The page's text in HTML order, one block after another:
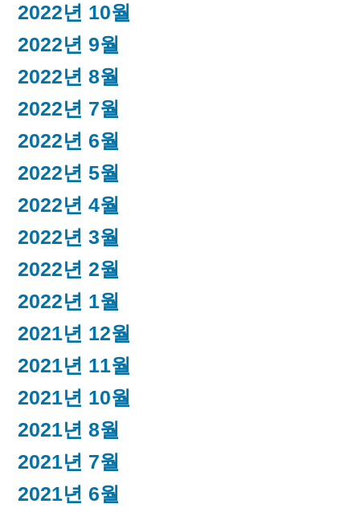
2022년 10월
2022년 9월
2022년 8월
2022년 7월
2022년 6월
2022년 5월
2022년 4월
2022년 3월
2022년 2월
2022년 1월
2021년 12월
2021년 11월
2021년 10월
2021년 8월
2021년 7월
2021년 6월